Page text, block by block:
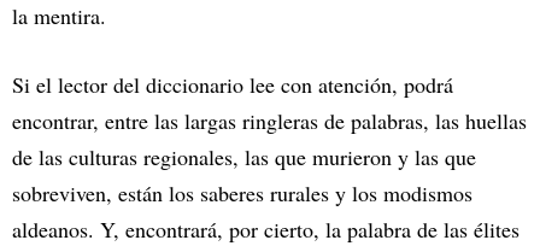
la mentira.
Si el lector del diccionario lee con atención, podrá
encontrar, entre las largas ringleras de palabras, las huellas
de las culturas regionales, las que murieron y las que
sobreviven, están los saberes rurales y los modismos
aldeanos. Y, encontrará, por cierto, la palabra de las élites